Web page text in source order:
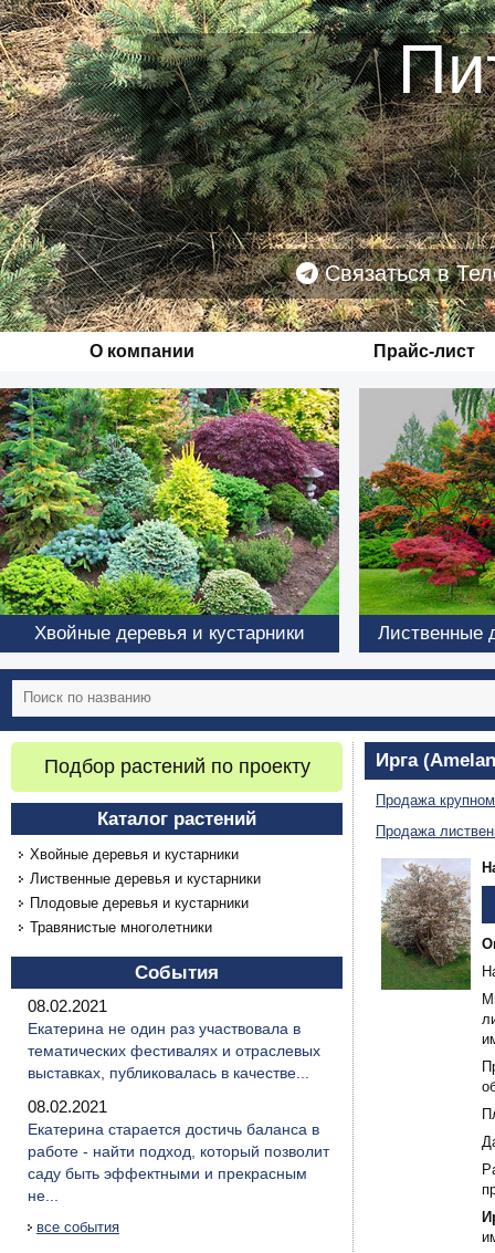
Связаться в
О компании Прайс-лист
Хвойные деревья и кустарники Лиственные
Подбор растений по проекту
Каталог растений
Хвойные деревья и кустарники
Лиственные деревья и кустарники
Плодовые деревья и кустарники
Травянистые многолетники
События
08.02.2021
Екатерина не один раз участвовала в
тематических фестивалях и отраслевых
выставках, публиковалась в качестве...
08.02.2021
Екатерина старается достичь баланса в
работе - найти подход, который позволит
саду быть эффектными и прекрасным
не...
все события
Ирга
Продажа
Продажа